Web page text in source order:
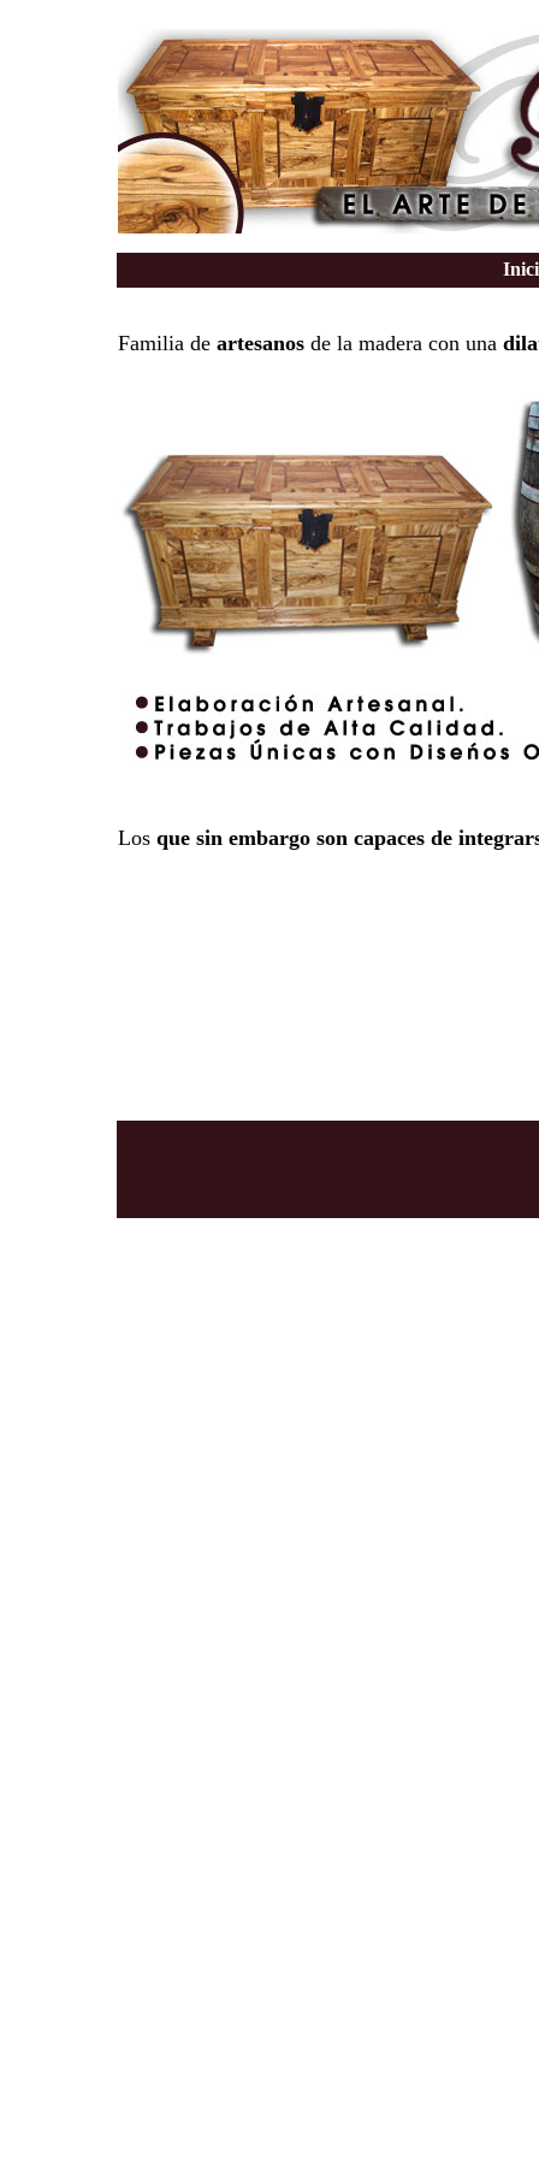
Familia de artesanosde la madera con una
Los que sin embargo son capaces de